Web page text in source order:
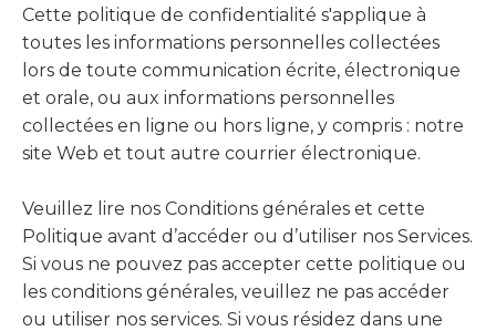
Cette politique de confidentialité s'applique à
toutes les informations personnelles collectées
lors de toute communication écrite, électronique
et orale, ou aux informations personnelles
collectées en ligne ou hors ligne, y compris : notre
site Web et tout autre courrier électronique.
Veuillez lire nos Conditions générales et cette
Politique avant d’accéder ou d’utiliser nos Services.
Si vous ne pouvez pas accepter cette politique ou
les conditions générales, veuillez ne pas accéder
ou utiliser nos services. Si vous résidez dans une